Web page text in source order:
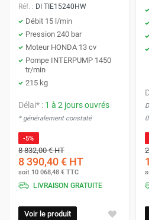
Réf. : DI TIE15240HW
Débit 15 l/min
Pression 240 bar
Moteur HONDA 13 cv
Pompe INTERPUMP 1450
tr/min
215 kg
Délai* : 1 à 2 jours ouvrés
* généralement constaté
-5%
8 832,00 €HT
8 390,40 € HT
soit 10 068,48 € TTC
LIVRAISON GRATUITE
Voir le produit